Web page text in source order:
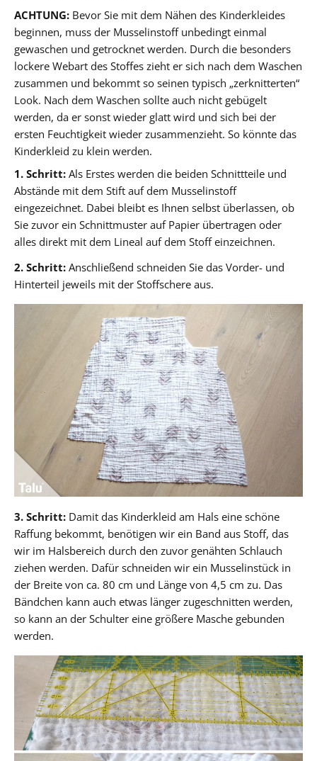
ACHTUNG: Bevor Sie mit dem Nähen des Kinderkleides
beginnen, muss der Musselinstoff unbedingt einmal
gewaschen und getrocknet werden. Durch die besonders
lockere Webart des Stoffes zieht er sich nach dem Waschen
zusammen und bekommt so seinen typisch „zerknitterten“
Look. Nach dem Waschen sollte auch nicht gebügelt
werden, da er sonst wieder glatt wird und sich bei der
ersten Feuchtigkeit wieder zusammenzieht. So könnte das
Kinderkleid zu klein werden.
1. Schritt: Als Erstes werden die beiden Schnittteile und
Abstände mit dem Stift auf dem Musselinstoff
eingezeichnet. Dabei bleibt es Ihnen selbst überlassen, ob
Sie zuvor ein Schnittmuster auf Papier übertragen oder
alles direkt mit dem Lineal auf dem Stoff einzeichnen.
2. Schritt: Anschließend schneiden Sie das Vorder- und
Hinterteil jeweils mit der Stoffschere aus.
3. Schritt: Damit das Kinderkleid am Hals eine schöne
Raffung bekommt, benötigen wir ein Band aus Stoff, das
wir im Halsbereich durch den zuvor genähten Schlauch
ziehen werden. Dafür schneiden wir ein Musselinstück in
der Breite von ca. 80 cm und Länge von 4,5 cm zu. Das
Bändchen kann auch etwas länger zugeschnitten werden,
so kann an der Schulter eine größere Masche gebunden
werden.